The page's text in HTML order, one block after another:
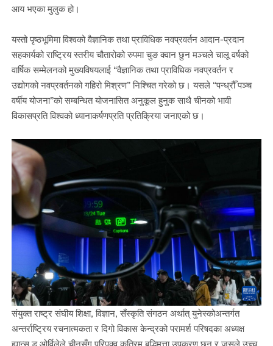
आय भएका मुलुक हो।
यस्तो पृष्ठभूमिमा विश्वको वैज्ञानिक तथा प्राविधिक नवप्रवर्तन आदान-प्रदान
सहकार्यको राष्ट्रिय स्तरीय चौतारोको रुपमा चुङ क्वान छुन मञ्चले चालू वर्षको
वार्षिक सम्मेलनको मुख्यविषयलाई “वैज्ञानिक तथा प्राविधिक नवप्रवर्तन र
उद्योगको नवप्रवर्तनको गहिरो मिश्रण” निश्चित गरेको छ। यसले “पन्ध्रौँ पञ्च
वर्षीय योजना”को सम्बन्धित योजनासित अनुकूल हुनुक साथै चीनको भावी
विकासप्रति विश्वको ध्यानाकर्षणप्रति प्रतिक्रिया जनाएको छ।
संयुक्त राष्ट्र संघीय शिक्षा, विज्ञान, सँस्कृति संगठन अर्थात् युनेस्कोअन्तर्गत
अन्तर्राष्ट्रिय रचनात्मकता र दिगो विकास केन्द्रको परामर्श परिषदका अध्यक्ष
ह्यान्स ड ओर्विलेले चीनसँग परिपक्व कृत्रिम बुद्धिमत्ता उपकरण छन् र जसले उच्च